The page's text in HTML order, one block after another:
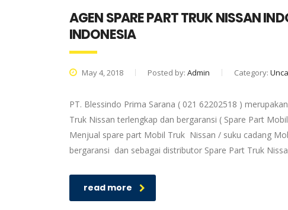
AGEN SPARE PART TRUK NISSAN
INDONESIA
May 4, 2018 Posted by: Admin Category:
PT. Blessindo Prima Sarana ( 021 62202518 )
Truk Nissan terlengkap dan bergaransi ( Spare Part
Menjual spare part Mobil Truk Nissan / suku cadang
bergaransi dan sebagai distributor Spare Part Truk
read more